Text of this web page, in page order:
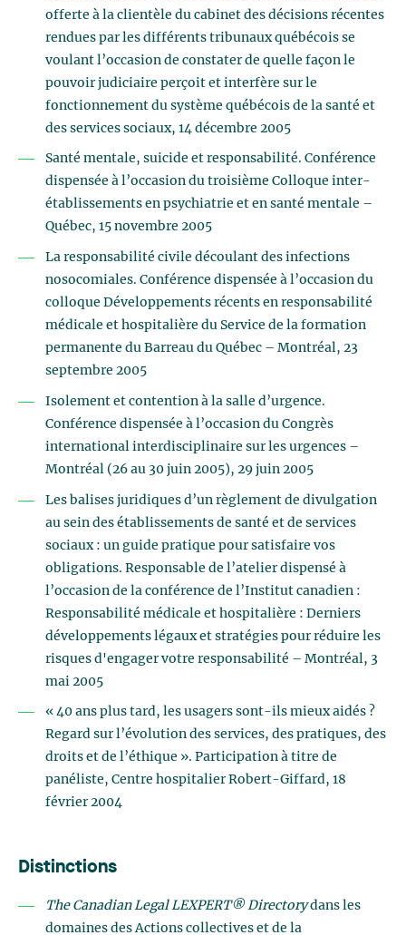
offerte à la clientèle du cabinet des décisions récentes
rendues par les différents tribunaux québécois se
voulant l’occasion de constater de quelle façon le
pouvoir judiciaire perçoit et interfère sur le
fonctionnement du système québécois de la santé et
des services sociaux, 14 décembre 2005
Santé mentale, suicide et responsabilité. Conférence
dispensée à l’occasion du troisième Colloque inter-
établissements en psychiatrie et en santé mentale –
Québec, 15 novembre 2005
La responsabilité civile découlant des infections
nosocomiales. Conférence dispensée à l’occasion du
colloque Développements récents en responsabilité
médicale et hospitalière du Service de la formation
permanente du Barreau du Québec – Montréal, 23
septembre 2005
Isolement et contention à la salle d’urgence.
Conférence dispensée à l’occasion du Congrès
international interdisciplinaire sur les urgences –
Montréal (26 au 30 juin 2005), 29 juin 2005
Les balises juridiques d’un règlement de divulgation
au sein des établissements de santé et de services
sociaux : un guide pratique pour satisfaire vos
obligations. Responsable de l’atelier dispensé à
l’occasion de la conférence de l’Institut canadien :
Responsabilité médicale et hospitalière : Derniers
développements légaux et stratégies pour réduire les
risques d'engager votre responsabilité – Montréal, 3
mai 2005
« 40 ans plus tard, les usagers sont-ils mieux aidés ?
Regard sur l’évolution des services, des pratiques, des
droits et de l’éthique ». Participation à titre de
panéliste, Centre hospitalier Robert-Giffard, 18
février 2004
Distinctions
The Canadian Legal LEXPERT® Directorydans les
domaines des Actions collectives et de la